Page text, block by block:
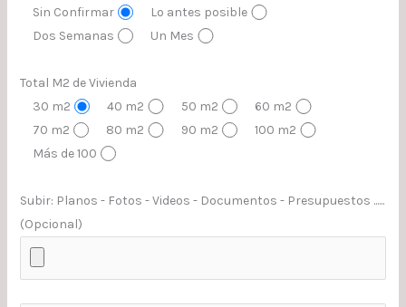
Sin Confirmar
Lo antes posible
Dos Semanas
Un Mes
Total M2 de Vivienda
30 m2
40 m2 50 m2
60 m2
70 m2
80 m2 90 m2
100 m2
Más de 100
Subir: Planos - Fotos - Videos - Documentos - Presupuestos ......
(Opcional)